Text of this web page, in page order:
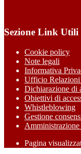
Sezione Link Utili
Cookie policy
Note legali
Informativa
Ufficio
Dichiarazione di
Obiettivi di
Whistleblowing
Gestione
Amministrazione
Pagina